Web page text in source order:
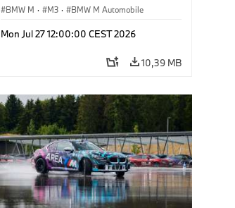
BMW M · M3 · BMW M Automobile
Mon Jul 27 12:00:00 CEST 2026
10,39 MB